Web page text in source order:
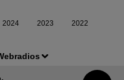
2024 2023 2022